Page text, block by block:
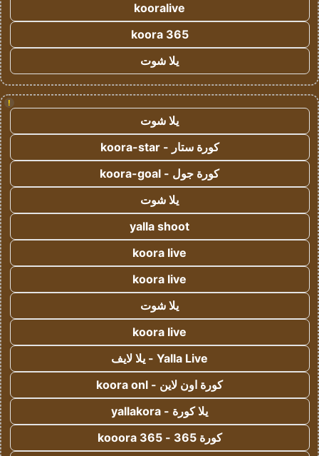
kooralive
koora 365
يلا شوت
!
يلا شوت
كورة ستار - koora-star
كورة جول - koora-goal
يلا شوت
yalla shoot
koora live
koora live
يلا شوت
koora live
Yalla Live - يلا لايف
كورة اون لاين - koora onl
يلا كورة - yallakora
كورة 365 - kooora 365